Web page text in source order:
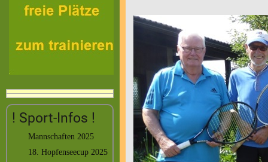
! Sport-Infos !
Mannschaften 2025
18. Hopfenseecup 2025